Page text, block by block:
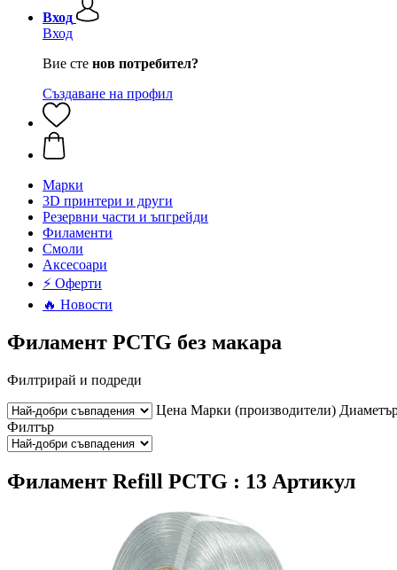
Вход
Вход
Вие сте нов потребител?
Създаване на профил
Mарки
3D принтери и други
Резервни части и ъпгрейди
Филаменти
Смоли
Аксесоари
⚡ Оферти
🔥 Новости
Филамент PCTG без макара
Филтрирай и подреди
Цена Марки (производители)
Филтър
Филамент Refill PCTG : 13 Артикул